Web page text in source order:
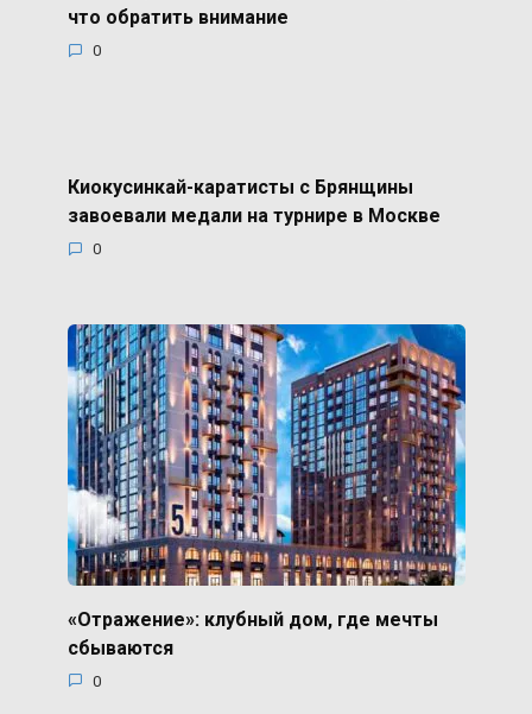
что обратить внимание
0
Киокусинкай-каратисты с Брянщины
завоевали медали на турнире в Москве
0
«Отражение»: клубный дом, где мечты
сбываются
0